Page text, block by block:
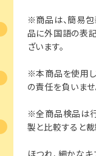
※商品は、簡易包
品に外国語の表
ざいます。
※本商品を使用し
の責任を負いませ
※全商品検品は
製と比較すると